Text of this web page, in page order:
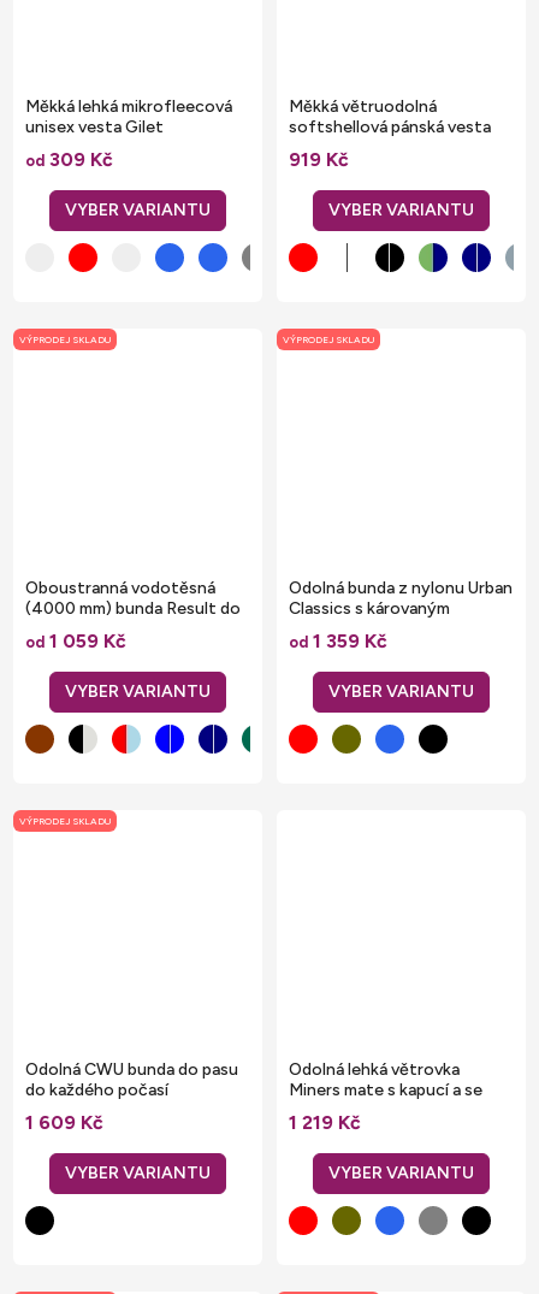
Měkká lehká mikrofleecová
unisex vesta Gilet
od 309 Kč
Měkká větruodolná
softshellová pánská vesta
919 Kč
VÝPRODEJ SKLADU
Oboustranná vodotěsná
(4000 mm) bunda Result do
špatného počasí
od 1 059 Kč
VÝPRODEJ SKLADU
Odolná bunda z nylonu Urban
Classics s károvaným
od 1 359 Kč
VÝPRODEJ SKLADU
Odolná CWU bunda do pasu
do každého počasí
1 609 Kč
Odolná lehká větrovka
Miners mate s kapucí a se
svařenými švy
1 219 Kč